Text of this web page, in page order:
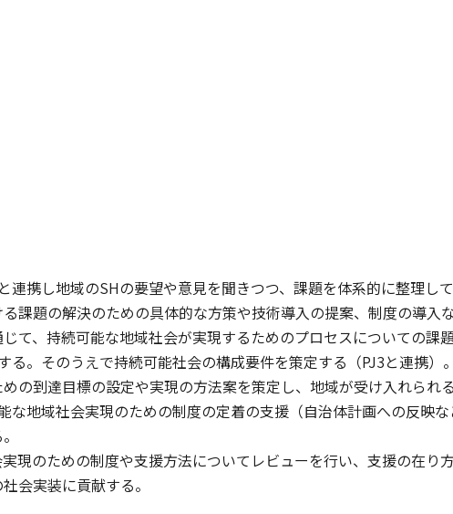
連携し地域のSHの要望や意見を聞きつつ、課題を体系的に整理し
課題の解決のための具体的な方策や技術導入の提案、制度の導入
て、持続可能な地域社会が実現するためのプロセスについての課
る。そのうえで持続可能社会の構成要件を策定する（PJ3と連携）
の到達目標の設定や実現の方法案を策定し、地域が受け入れられ
な地域社会実現のための制度の定着の支援（自治体計画への反映
現のための制度や支援方法についてレビューを行い、支援の在り
会実装に貢献する。